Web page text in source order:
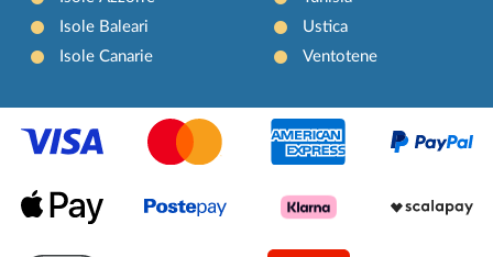
Isole Baleari
Isole Canarie
Ustica
Ventotene